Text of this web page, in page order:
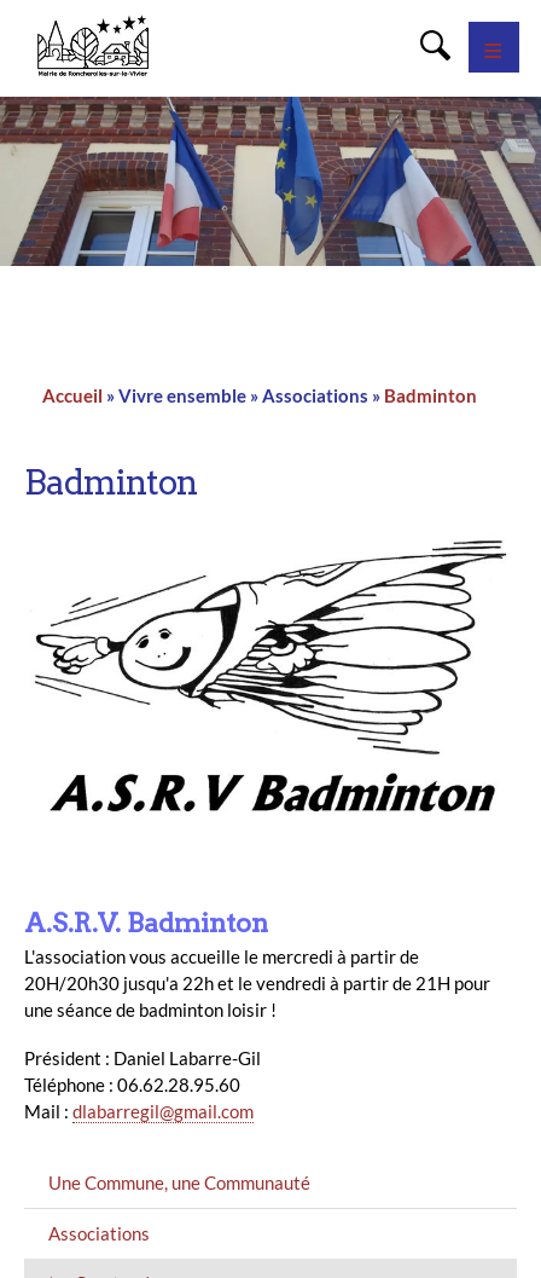
Accueil Vivre ensemble Associations Badminton
Badminton
A.S.R.V. Badminton
L'association vous accueille le mercredi à partir de
20H/20h30 jusqu'a 22h et le vendredi à partir de 21H pour
une séance de badminton loisir !
Président : Daniel Labarre-Gil
Téléphone : 06.62.28.95.60
Mail : dlabarregil@gmail.com
MENU
GAUCHE
Une Commune, une Communauté
Associations
Panneau de gestion des cookies